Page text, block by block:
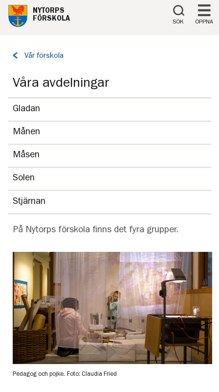
Till innehåll på sidan
NYTORPS
FÖRSKOLA
SÖK ÖPPNA
Tillbaka
Vår förskola
Våra avdelningar
Gladan
Månen
Måsen
Solen
Stjärnan
På Nytorps förskola finns det fyra grupper.
Pedagog och pojke. Foto: Claudia Fried